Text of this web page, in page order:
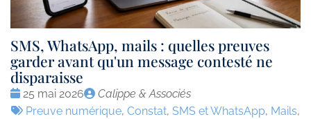
SMS, WhatsApp, mails : quelles preuves
garder avant qu'un message contesté ne
disparaisse
Date
:
25 mai 2026
Publié
par
Calippe & Associés
Tags
Preuve numérique, Constat, SMS et WhatsApp, Mails,